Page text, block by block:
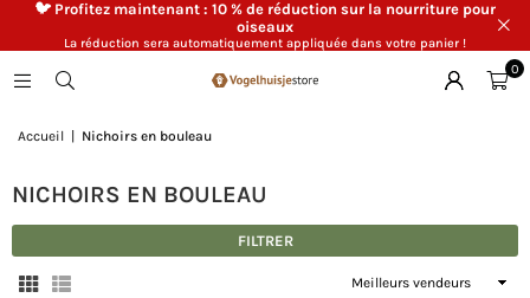
🐦 Profitez maintenant : 10 % de réduction sur la nourriture pour
oiseaux
La réduction sera automatiquement appliquée dans votre panier !
0
Accueil Nichoirs en bouleau
NICHOIRS EN BOULEAU
FILTRER
Appliquer